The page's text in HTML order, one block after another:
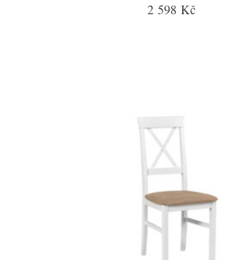
2 598 Kč